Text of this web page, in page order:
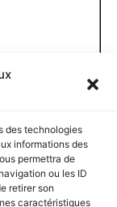
des technologies
informations des
permettra de
ou les ID
retirer son
caractéristiques